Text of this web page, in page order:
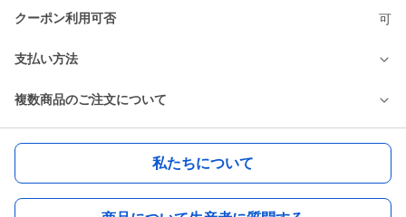
クーポン利用可否 可
支払い方法
複数商品のご注文について
私たちについて